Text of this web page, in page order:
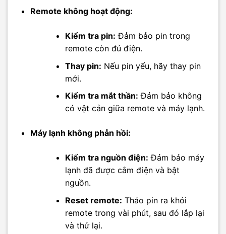
Remote không hoạt động:
Kiểm tra pin: Đảm bảo pin trong
remote còn đủ điện.
Thay pin: Nếu pin yếu, hãy thay pin
mới.
Kiểm tra mắt thần: Đảm bảo không
có vật cản giữa remote và máy lạnh.
Máy lạnh không phản hồi:
Kiểm tra nguồn điện: Đảm bảo máy
lạnh đã được cắm điện và bật
nguồn.
Reset remote: Tháo pin ra khỏi
remote trong vài phút, sau đó lắp lại
và thử lại.